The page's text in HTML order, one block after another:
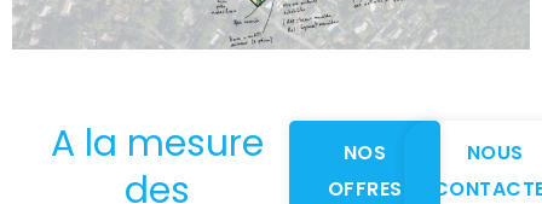
A la mesure
des
NOS
OFFRES
NOUS